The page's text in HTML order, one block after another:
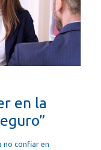
en la
no confiar en